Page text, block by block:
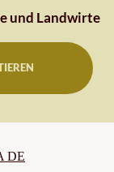
DE
und Landwirte